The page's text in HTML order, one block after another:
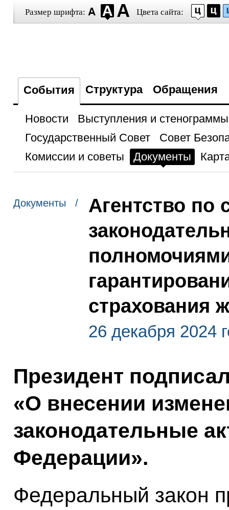
Размер шрифта: Цвета сайта:
События Структура Обращения
Новости
Выступления и стенограммы
Государственный Совет
Совет
Комиссии и советы
Документы
Документы /
Агентство по
страхования
26 декабря 2024
Президент
«О внесении
законодательные
Федерации».
Федеральный закон